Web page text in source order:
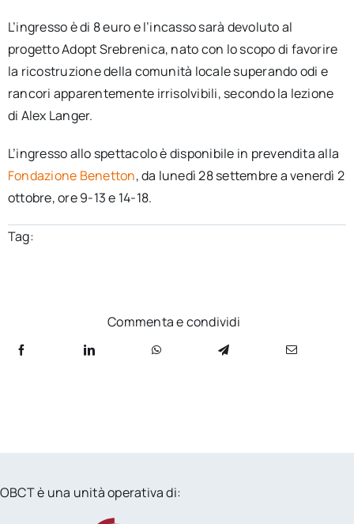
L’ingresso è di 8 euro e l’incasso sarà devoluto al
progetto Adopt Srebrenica, nato con lo scopo di favorire
la ricostruzione della comunità locale superando odi e
rancori apparentemente irrisolvibili, secondo la lezione
di Alex Langer.
L’ingresso allo spettacolo è disponibile in prevendita alla
Fondazione Benetton, da lunedì 28 settembre a venerdì 2
ottobre, ore 9-13 e 14-18.
Tag:
Commenta e condividi
OBCT è una unità operativa di: